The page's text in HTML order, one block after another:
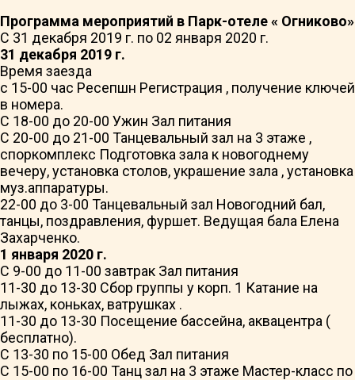
Программа мероприятий в Парк-отеле « Огниково»
С 31 декабря 2019 г. по 02 января 2020 г.
31 декабря 2019 г.
Время заезда
с 15-00 час Ресепшн Регистрация , получение ключей
в номера.
С 18-00 до 20-00 Ужин Зал питания
С 20-00 до 21-00 Танцевальный зал на 3 этаже ,
споркомплекс Подготовка зала к новогоднему
вечеру, установка столов, украшение зала , установка
муз.аппаратуры.
22-00 до 3-00 Танцевальный зал Новогодний бал,
танцы, поздравления, фуршет. Ведущая бала Елена
Захарченко.
1 января 2020 г.
С 9-00 до 11-00 завтрак Зал питания
11-30 до 13-30 Сбор группы у корп. 1 Катание на
лыжах, коньках, ватрушках .
11-30 до 13-30 Посещение бассейна, аквацентра (
бесплатно).
С 13-30 по 15-00 Обед Зал питания
С 15-00 по 16-00 Танц зал на 3 этаже Мастер-класс по